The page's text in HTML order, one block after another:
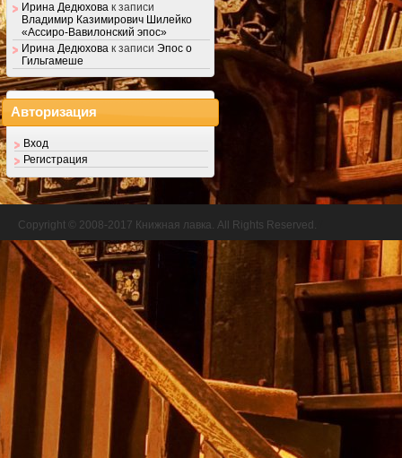
Ирина Дедюхова к записи
Владимир Казимирович Шилейко
«Ассиро-Вавилонский эпос»
Ирина Дедюхова к записи Эпос о
Гильгамеше
Авторизация
Вход
Регистрация
Copyright © 2008-2017 Книжная лавка. All Rights Reserved.